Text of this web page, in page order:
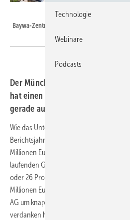
Baywa-Zentrale in München
Der Münchner Energie-, Agrar-
hat einen „Ergebnissprung“ von
gerade auch dank der
Wie das Unternehmen am Donnerstag
Berichtsjahr mit dem neuen eigenen
Millionen Euro ab. Das sogenannte Ebit,
laufenden Geschäften, erreichte damit
oder 26 Prozent im Vergleich zum
Millionen Euro Ebit verbucht hatte. Den
AG um knapp 3,4 Milliarden Euro auf 19,8
verdanken haben die Münchner es
Technologie
Webinare
Podcasts